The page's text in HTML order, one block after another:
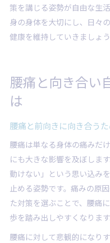
策を講じる姿勢が自由な生
身の身体を大切にし、日々
健康を維持していきましょう
腰痛と向き合い
は
腰痛と前向きに向き合う
腰痛は単なる身体の痛みだ
にも大きな影響を及ぼしま
動けない」という思い込み
止める姿勢です。痛みの原
た対策を選ぶことで、腰痛
歩を踏み出しやすくなります
腰痛に対して悲観的になり